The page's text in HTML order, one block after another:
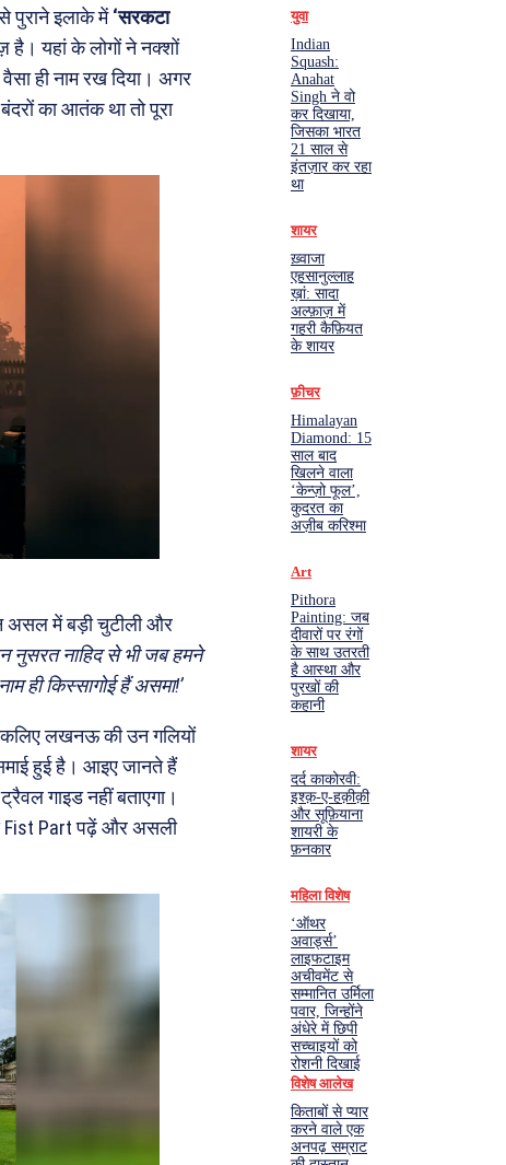
पुराने इलाके में‘सरकटा
है। यहां के लोगों ने नक्शों
ही नाम रख दिया। अगर
बंदरों का आतंक था तो पूरा
असल में बड़ी चुटीली और
नुसरत नाहिद से भी जब हमने
ही किस्सागोई हैं असमा!’
लखनऊ की उन गलियों
हुई है। आइए जानते हैं
गाइड नहीं बताएगा।
Fist Part पढ़ें और असली
युवा
Indian
Squash:
Anahat
Singh ने वो
कर दिखाया,
जिसका भारत
21 साल से
इंतज़ार कर रहा
था
शायर
ख़्वाजा
एहसानुल्लाह
ख़ां: सादा
अल्फ़ाज़ में
गहरी कैफ़ियत
के शायर
फ़ीचर
Himalayan
Diamond: 15
साल बाद
खिलने वाला
‘केन्ज़ो फूल’,
कुदरत का
अज़ीब करिश्मा
Art
Pithora
Painting: जब
दीवारों पर रंगों
के साथ उतरती
है आस्था और
पुरखों की
कहानी
शायर
दर्द काकोरवी:
इश्क़-ए-हक़ीक़ी
और सूफ़ियाना
शायरी के
फ़नकार
महिला विशेष
‘ऑथर
अवार्ड्स’
लाइफटाइम
अचीवमेंट से
सम्मानित उर्मिला
पवार, जिन्होंने
अंधेरे में छिपी
सच्चाइयों को
रोशनी दिखाई
विशेष आलेख
किताबों से प्यार
करने वाले एक
अनपढ़ सम्राट